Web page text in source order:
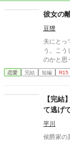
彼女の
豆狸
夫にとっ
う。こう
のかと思
し
恋愛 完結 短編 R15
【完結
て逃げ
でます〜
平川
侯爵家の